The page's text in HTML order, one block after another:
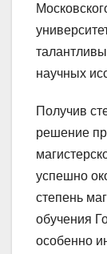
научных
Получив
решение
успешно
степень
обучения
особенно